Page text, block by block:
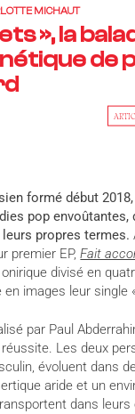
MICHAUT
», la
de
formé début
pop envoûtantes,
leurs propres termes.
premier EP,Fait
divisé en
images leur single
par Paul
Les deux
évoluent dans
aride et un
dans leurs